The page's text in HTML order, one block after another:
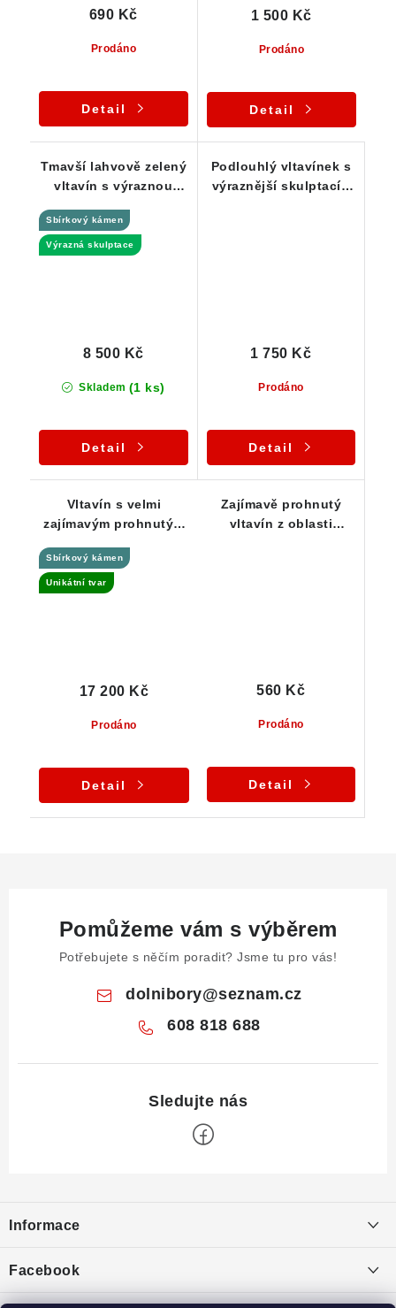
Prodáno
690 Kč
Detail
Prodáno
1 500 Kč
Detail
Tmavší lahvově zelený
vltavín s výraznou
pískovna - 5,49 g
Sbírkový kámen
Výrazná skulptace
Skladem (1 ks)
8 500 Kč
Detail
Podlouhlý vltavínek s
výraznější skulptací -
Prodáno
1 750 Kč
Detail
Vltavín s velmi
zajímavým prohnutým
Sbírkový kámen
Unikátní tvar
Prodáno
17 200 Kč
Detail
Zajímavě prohnutý
vltavín z oblasti
Prodáno
560 Kč
Detail
Pomůžeme vám s výběrem
Potřebujete s něčím poradit? Jsme tu pro vás!
dolnibory@seznam.cz
608 818 688
p
a
Informace
Puncovní značky
Facebook